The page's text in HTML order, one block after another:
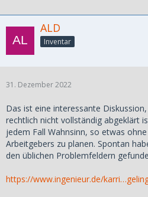
ALD
Inventar
31. Dezember 2022
Das ist eine interessante
rechtlich nicht vollständig abgeklärt
jedem Fall Wahnsinn, so etwas
Arbeitgebers zu planen. Spontan
den üblichen Problemfeldern
https://www.ingenieur.de/